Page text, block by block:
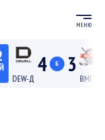
МЕНЮ
DEW-Д
4 Б 3
ВМП-Д